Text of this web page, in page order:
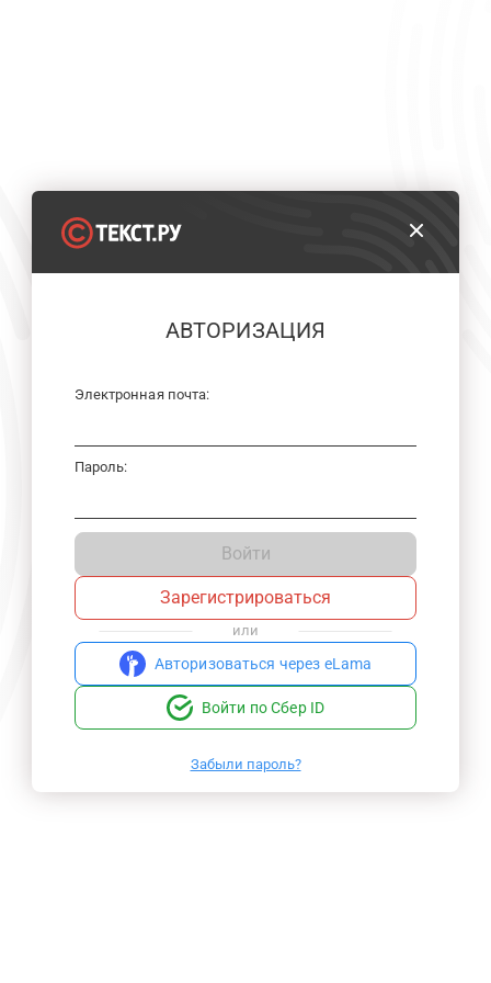
АВТОРИЗАЦИЯ
Электронная почта:
Пароль:
Войти
Зарегистрироваться
или
Авторизоваться через eLama
Войти по Сбер ID
Забыли пароль?